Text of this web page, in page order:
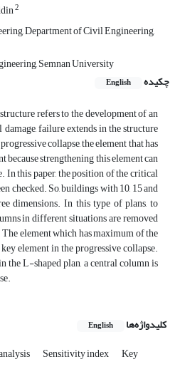
2
Department of Civil Engineering,
Semnan University
چکیده
English
refers to the development of an
failure extends in the structure
collapse, the element that has
strengthening this element can
this paper, the position of the critical
checked. So, buildings with 10, 15 and
dimensions. In this type of plans, to
in different situations are removed
element which has maximum of the
element in the progressive collapse.
the L-shaped plan, a central column is
کلیدواژه‌ها English
Sensitivity index Key